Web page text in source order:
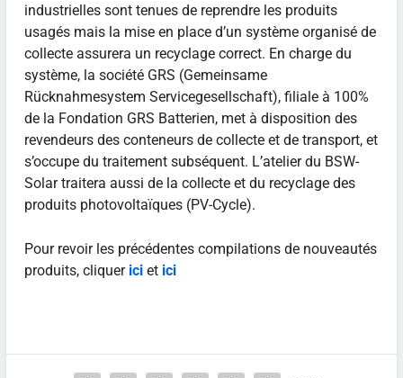
industrielles sont tenues de reprendre les produits
usagés mais la mise en place d’un système organisé de
collecte assurera un recyclage correct. En charge du
système, la société GRS (Gemeinsame
Rücknahmesystem Servicegesellschaft), filiale à 100%
de la Fondation GRS Batterien, met à disposition des
revendeurs des conteneurs de collecte et de transport, et
s’occupe du traitement subséquent. L’atelier du BSW-
Solar traitera aussi de la collecte et du recyclage des
produits photovoltaïques (PV-Cycle).
Pour revoir les précédentes compilations de nouveautés
produits, cliquer iciet ici